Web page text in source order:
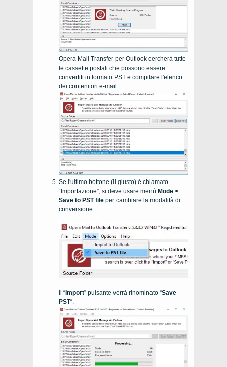
Opera Mail Transfer per Outlook cercherà tutte
le cassette postali che possono essere
convertiti in formato PST e compilare l'elenco
dei contenitori e-mail.
Se l'ultimo bottone (il giusto) è chiamato
“Importazione”, si deve usare menù Mode >
Save to PST file per cambiare la modalità di
conversione
Il “ Import” pulsante verrà rinominato “Save
PST“.